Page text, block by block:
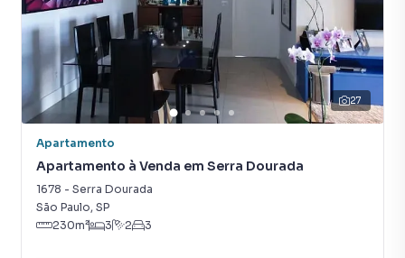
27
Apartamento
Apartamento à Venda em Serra Dourada
1678 - Serra Dourada
São Paulo, SP
230m² 3 2 3